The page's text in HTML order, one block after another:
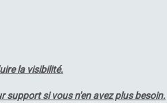
la visibilité.
support si vous n'en avez plus besoin.